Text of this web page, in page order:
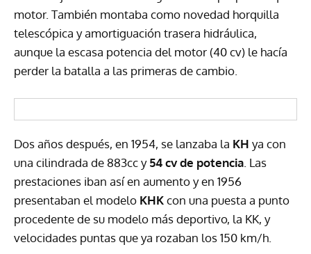
motor. También montaba como novedad horquilla
telescópica y amortiguación trasera hidráulica,
aunque la escasa potencia del motor (40 cv) le hacía
perder la batalla a las primeras de cambio.
Dos años después, en 1954, se lanzaba la KH ya con
una cilindrada de 883cc y54 cv de potencia . Las
prestaciones iban así en aumento y en 1956
presentaban el modelo KHKcon una puesta a punto
procedente de su modelo más deportivo, la KK, y
velocidades puntas que ya rozaban los 150 km/h.